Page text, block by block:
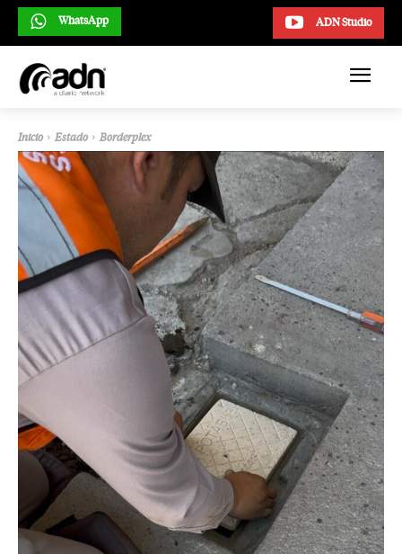
ADN Studio
WhatsApp
Inicio Estado Borderplex